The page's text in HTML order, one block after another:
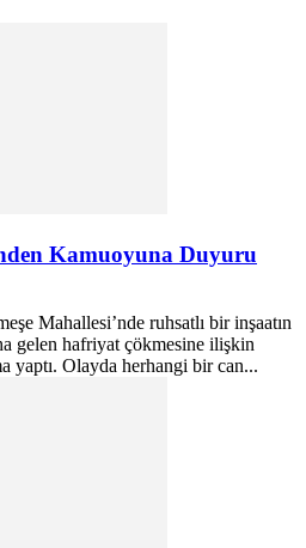
Kamuoyuna Duyuru
Mahallesi’nde ruhsatlı bir inşaatın
gelen hafriyat çökmesine ilişkin
yaptı. Olayda herhangi bir can...